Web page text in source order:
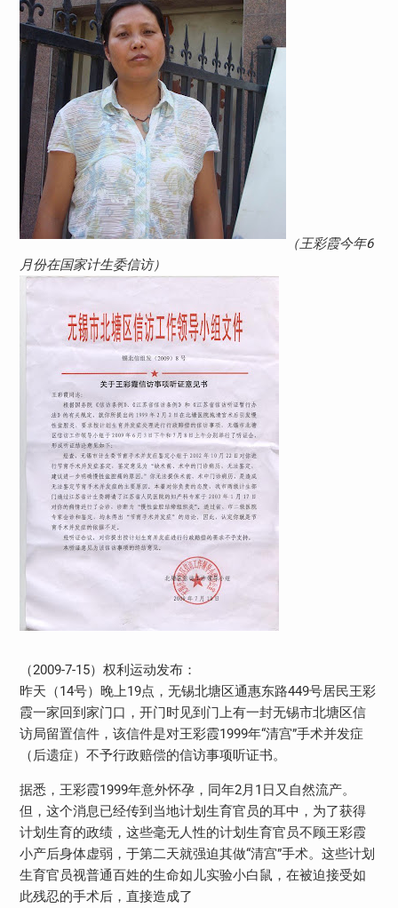
（王彩霞今年6
月份在国家计生委信访）
（2009-7-15）权利运动发布：
昨天（14号）晚上19点，无锡北塘区通惠东路449号居民王彩
霞一家回到家门口，开门时见到门上有一封无锡市北塘区信
访局留置信件，该信件是对王彩霞1999年“清宫”手术并发症
（后遗症）不予行政赔偿的信访事项听证书。
据悉，王彩霞1999年意外怀孕，同年2月1日又自然流产。
但，这个消息已经传到当地计划生育官员的耳中，为了获得
计划生育的政绩，这些毫无人性的计划生育官员不顾王彩霞
小产后身体虚弱，于第二天就强迫其做“清宫”手术。这些计划
生育官员视普通百姓的生命如儿实验小白鼠，在被迫接受如
此残忍的手术后，直接造成了